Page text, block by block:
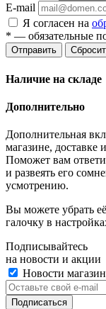
E-mail
Я согласен на
* — обязательные
Отправить
Наличие на складе
Дополнительно
Дополнительная
магазине, доставке
Поможет вам
и развеять его
усмотрению.
Вы можете убрать
галочку в
Подписывайтесь
на новости и акции
Новости